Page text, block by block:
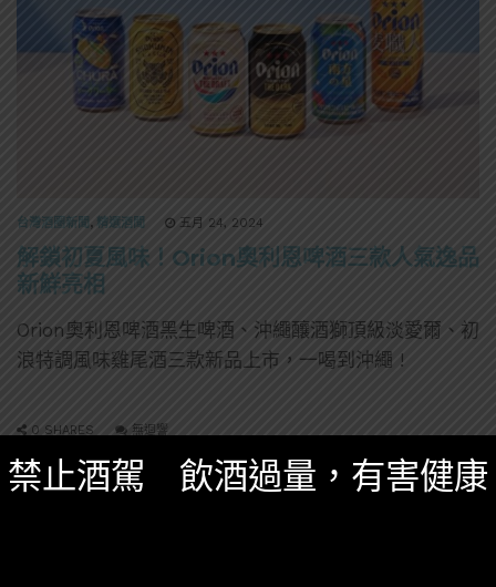
台灣酒圈新聞 , 精選酒聞 五月 24, 2024
解鎖初夏風味！Orion奧利恩啤酒三款人氣逸品
新鮮亮相
Orion奧利恩啤酒黑生啤酒、沖繩釀酒獅頂級淡愛爾、初
浪特調風味雞尾酒三款新品上市，一喝到沖繩 !
0 SHARES 無迴響
禁止酒駕 飲酒過量，有害健康